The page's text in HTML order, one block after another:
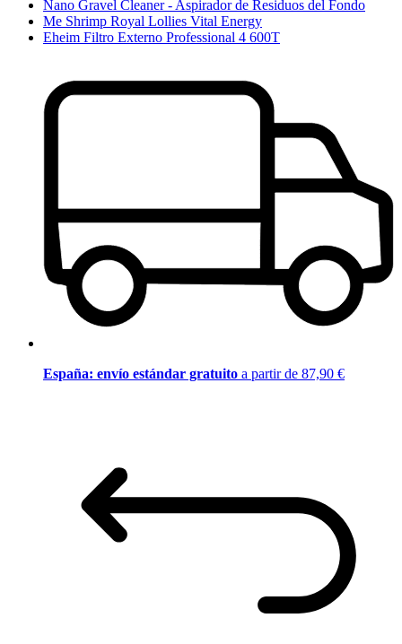
Nano Gravel Cleaner - Aspirador de Residuos del Fondo
Me Shrimp Royal Lollies Vital Energy
Eheim Filtro Externo Professional 4 600T
España: envío estándar gratuito a partir de 87,90 €